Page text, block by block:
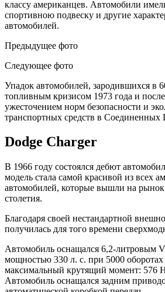
классу американцев. Автомобили
спортивною подвеску и другие
автомобилей.
Предыдущее фото
Следующее фото
Упадок автомобилей, зародившихся в
топливным кризисом 1973 года и
ужесточением норм безопасности и
транспортных средств в Соединенных
Dodge Charger
В 1966 году состоялся дебют
модель стала самой красивой из всех
автомобилей, которые вышли на
столетия.
Благодаря своей нестандартной
получилась для того времени
Автомобиль оснащался 6,2-литровым
мощностью 330 л. с. при 5000
максимальный крутящий момент: 576
Автомобиль оснащался задним